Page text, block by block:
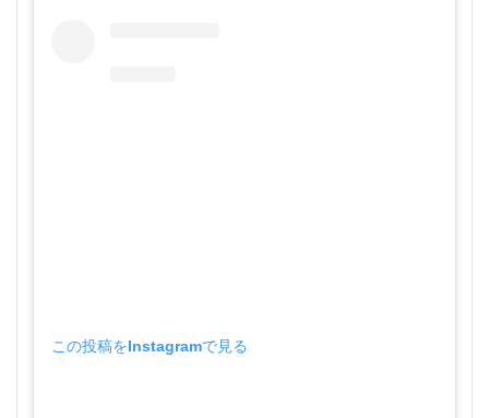
この投稿をInstagramで見る